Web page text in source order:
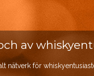
av
nätverk för